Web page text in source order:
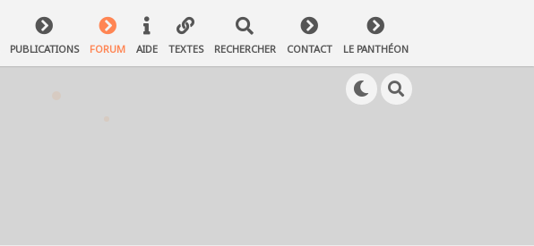
PUBLICATIONS FORUM AIDE TEXTES RECHERCHER CONTACT LE PANTHÉON